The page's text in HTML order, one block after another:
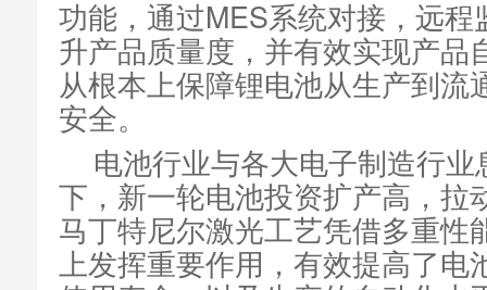
功能，通过MES系统对接，远
升产品质量度，并有效实现产品
从根本上保障锂电池从生产到流
安全。
电池行业与各大电子制造行
下，新一轮电池投资扩产高，拉
马丁特尼尔激光工艺凭借多重性
上发挥重要作用，有效提高了电